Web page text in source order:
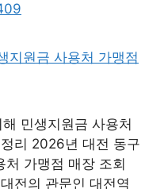
민생지원금 사용처
리 2026년 대전 동구
처 가맹점 매장 조회
전의 관문인 대전역